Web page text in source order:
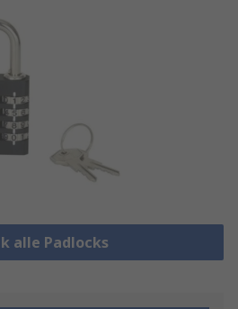
alle Padlocks